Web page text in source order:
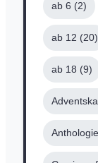
ab 6 (2)
ab 12 (20)
ab 18 (9)
Anthologie